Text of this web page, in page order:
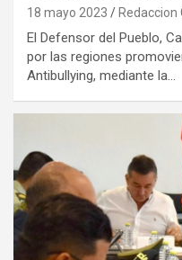
18 mayo 2023 Redaccion
El Defensor del Pueblo,
por las regiones
Antibullying, mediante la…